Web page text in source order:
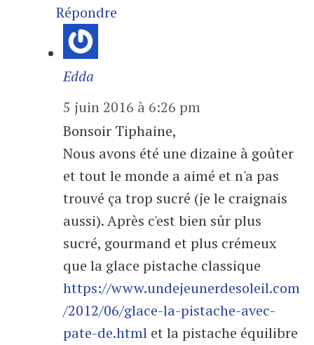
Répondre
Edda
5 juin 2016 à 6:26 pm
Bonsoir Tiphaine,
Nous avons été une dizaine à goûter
et tout le monde a aimé et n'a pas
trouvé ça trop sucré (je le craignais
aussi). Après c'est bien sûr plus
sucré, gourmand et plus crémeux
que la glace pistache classique
https://www.undejeunerdesoleil.com
/2012/06/glace-la-pistache-avec-
pate-de.html et la pistache équilibre